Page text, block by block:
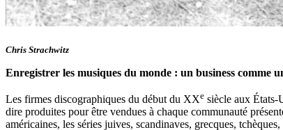
Chris Strachwitz
Enregistrer les musiques du monde : un business comme
Les firmes discographiques du début du XXe siècle aux États-
dire produites pour être vendues à chaque communauté
américaines, les séries juives, scandinaves, grecques,